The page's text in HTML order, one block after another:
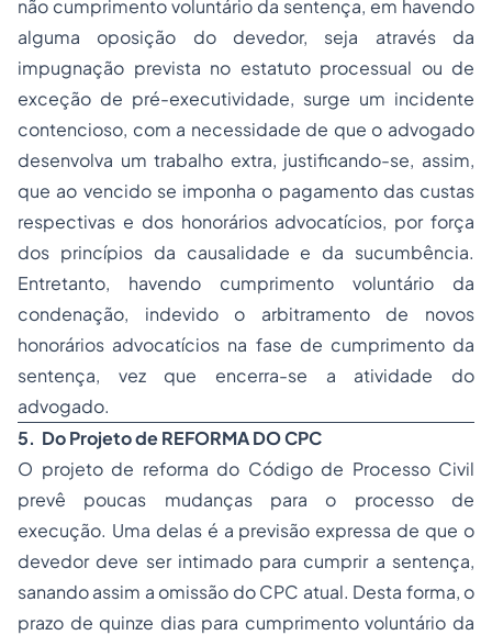
não cumprimento voluntário da sentença, em havendo
alguma oposição do devedor, seja através da
impugnação prevista no estatuto processual ou de
exceção de pré-executividade, surge um incidente
contencioso, com a necessidade de que o advogado
desenvolva um trabalho extra, justificando-se, assim,
que ao vencido se imponha o pagamento das custas
respectivas e dos honorários advocatícios, por força
dos princípios da causalidade e da sucumbência.
Entretanto, havendo cumprimento voluntário da
condenação, indevido o arbitramento de novos
honorários advocatícios na fase de cumprimento da
sentença, vez que encerra-se a atividade do
advogado.
5. Do Projeto de REFORMA DO CPC
O projeto de reforma do Código de Processo Civil
prevê poucas mudanças para o processo de
execução. Uma delas é a previsão expressa de que o
devedor deve ser intimado para cumprir a sentença,
sanando assim a omissão do CPC atual. Desta forma, o
prazo de quinze dias para cumprimento voluntário da